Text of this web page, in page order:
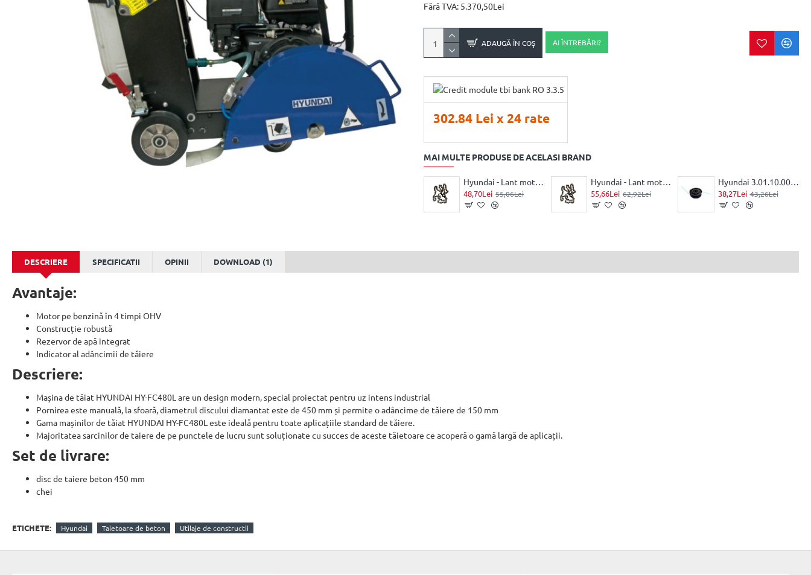
Fără TVA: 5.370,50Lei
ADAUGĂ ÎN COŞ AI ÎNTREBĂRI?
302.84 Lei x 24 rate
MAI MULTE PRODUSE DE ACELASI BRAND
Hyundai - Lant motoferastrau 40 cm
48,70Lei 55,06Lei
Hyundai - Lant motoferastrau 50 cm
55,66Lei 62,92Lei
Hyundai 3.01.10.0001 - Rola cu fir pentru trimmer electric GT2901 E, piesa de schimb compatibila
38,27Lei 43,26Lei
DESCRIERE SPECIFICATII OPINII DOWNLOAD (1)
Avantaje:
Motor pe benzină în 4 timpi OHV
Construcție robustă
Rezervor de apă integrat
Indicator al adâncimii de tăiere
Descriere:
Mașina de tăiat HYUNDAI HY-FC480L are un design modern, special proiectat pentru uz intens industrial
Pornirea este manuală, la sfoară, diametrul discului diamantat este de 450 mm și permite o adâncime de tăiere de 150 mm
Gama mașinilor de tăiat HYUNDAI HY-FC480L este ideală pentru toate aplicațiile standard de tăiere.
Majoritatea sarcinilor de taiere de pe punctele de lucru sunt soluționate cu succes de aceste tăietoare ce acoperă o gamă largă de aplicații.
Set de livrare:
disc de taiere beton 450 mm
chei
ETICHETE: Hyundai Taietoare de beton Utilaje de constructii